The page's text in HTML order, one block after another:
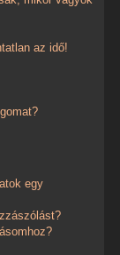
az idő!
egy